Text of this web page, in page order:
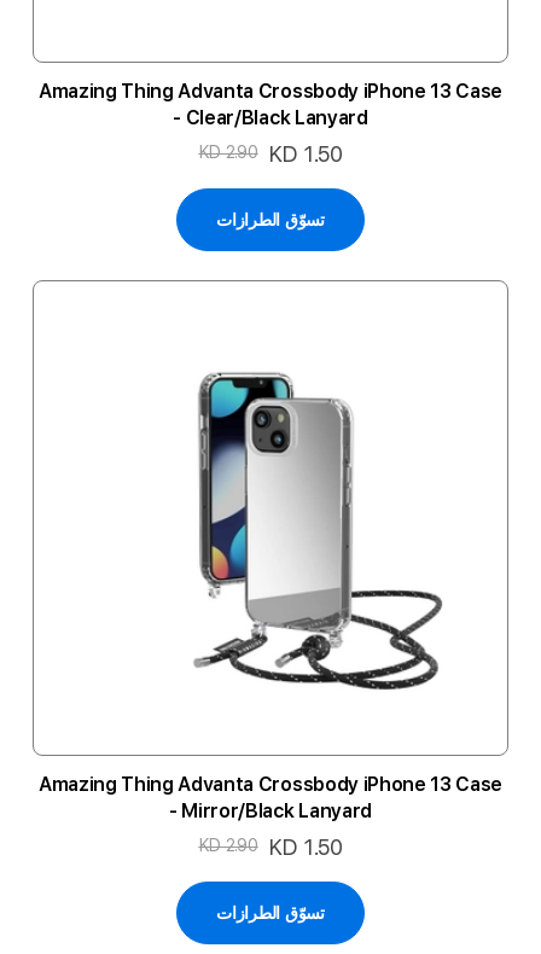
Amazing Thing Advanta Crossbody iPhone 13 Case
- Clear/Black Lanyard
السعر
KD 1.50
KD 2.90
تسوّق الطرازات
Amazing Thing Advanta Crossbody iPhone 13 Case
- Mirror/Black Lanyard
السعر
KD 1.50
KD 2.90
تسوّق الطرازات